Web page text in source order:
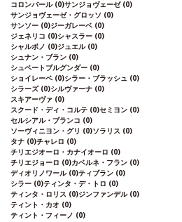
コロンバール (0)サンジョヴェーゼ (0)
サンジョヴェーゼ・グロッソ (0)
サンソー (0)ジーガレーベ (0)
ジェネリコ (0)シャスラー (0)
シャルボノ (0)ジュエル (0)
シュナン・ブラン (0)
シュペートブルグンダー (0)
ショイレーベ (0)シラー・ブラッシュ (0)
シラーズ (0)シルヴァーナ (0)
スキアーヴァ (0)
スクード・ディ・コルテ (0)セミヨン (0)
セルシアル・ブランコ (0)
ソーヴィニヨン・グリ (0)ソラリス (0)
タナ (0)チャレロ (0)
チリエジオーロ・カナイオーロ (0)
チリエジョーロ (0)カベルネ・フラン (0)
ディオリノワール (0)ティブラン (0)
シラー (0)ティンタ・デ・トロ (0)
ティンタ・ロリス (0)ジンファンデル (0)
ティント・カオ (0)
ティント・フィーノ (0)